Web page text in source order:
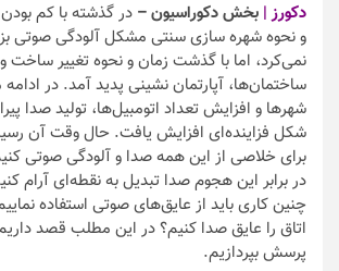
دکورز | بخش دکوراسیون – در گذشته با کم
و نحوه شهره سازی سنتی مشکل آلودگی صوتی
نمی‌کرد، اما با گذشت زمان و نحوه تغییر ساخت
ساختمان‌ها، آپارتمان نشینی پدید آمد. در
شهرها و افزایش تعداد اتومبیل‌ها، تولید صدا
شکل فزاینده‌ای افزایش یافت. حال وقت آن
برای خلاصی از این همه صدا و آلودگی صوتی
در برابر این هجوم صدا تبدیل به نقطه‌ای آرام
چنین کاری باید از عایق‌های صوتی استفاده
اتاق را عایق صدا کنیم؟ در این مطلب قصد
پرسش بپردازیم.